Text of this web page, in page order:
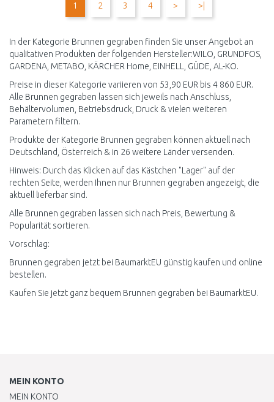
Vergleichen
1 2 3 4 > >|
In der Kategorie Brunnen gegraben finden Sie unser Angebot an
qualitativen Produkten der folgenden Hersteller:WILO, GRUNDFOS,
GARDENA, METABO, KÄRCHER Home, EINHELL, GÜDE, AL-KO.
Preise in dieser Kategorie variieren von 53,90 EUR bis 4 860 EUR.
Alle Brunnen gegraben lassen sich jeweils nach Anschluss,
Behältervolumen, Betriebsdruck, Druck & vielen weiteren
Parametern filtern.
Produkte der Kategorie Brunnen gegraben können aktuell nach
Deutschland, Österreich & in 26 weitere Länder versenden.
Hinweis: Durch das Klicken auf das Kästchen "Lager" auf der
rechten Seite, werden Ihnen nur Brunnen gegraben angezeigt, die
aktuell lieferbar sind.
Alle Brunnen gegraben lassen sich nach Preis, Bewertung &
Popularität sortieren.
Vorschlag:
Brunnen gegraben jetzt bei BaumarktEU günstig kaufen und online
bestellen.
Kaufen Sie jetzt ganz bequem Brunnen gegraben bei BaumarktEU.
MEIN KONTO
MEIN KONTO